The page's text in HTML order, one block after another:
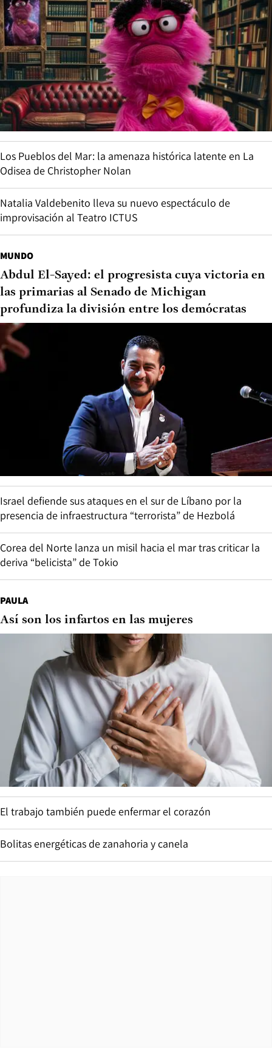
Los Pueblos del Mar: la amenaza histórica latente en La
Odisea de Christopher Nolan
Natalia Valdebenito lleva su nuevo espectáculo de
improvisación al Teatro ICTUS
MUNDO
Abdul El-Sayed: el progresista cuya victoria en
las primarias al Senado de Michigan
profundiza la división entre los demócratas
Israel defiende sus ataques en el sur de Líbano por la
presencia de infraestructura “terrorista” de Hezbolá
Corea del Norte lanza un misil hacia el mar tras criticar la
deriva “belicista” de Tokio
PAULA
Así son los infartos en las mujeres
El trabajo también puede enfermar el corazón
Bolitas energéticas de zanahoria y canela